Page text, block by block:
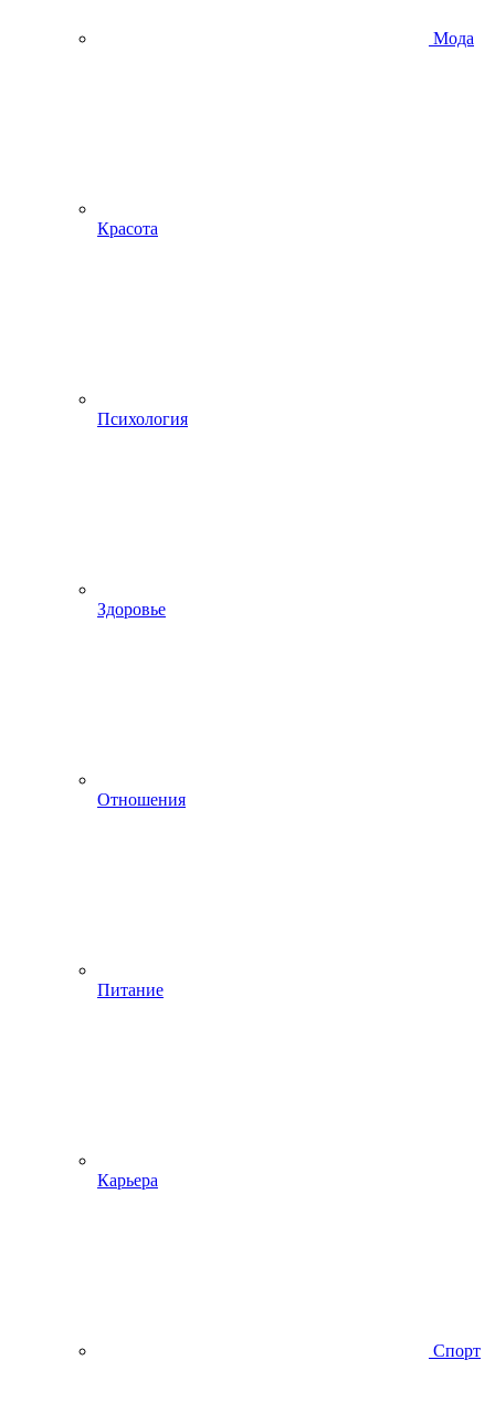
Мода
Красота
Психология
Здоровье
Отношения
Питание
Карьера
Спорт